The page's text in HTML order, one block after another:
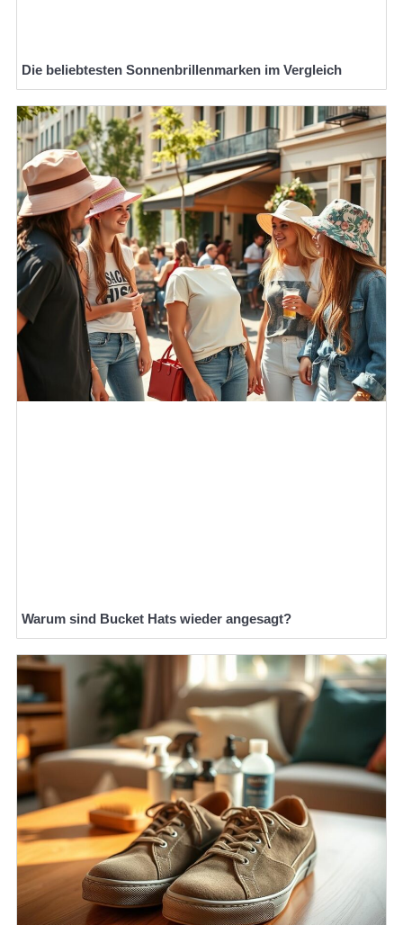
Die beliebtesten Sonnenbrillenmarken im Vergleich
Warum sind Bucket Hats wieder angesagt?